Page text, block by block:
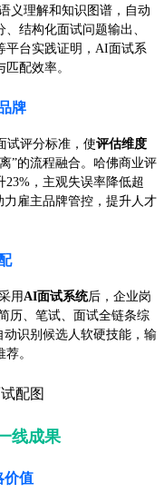
义理解和知识图谱，自动
结构化面试问题输出、
平台实践证明，AI面试系
配效率。
牌
试评分标准，使评估维度
”的流程融合。哈佛商业评
23%，主观失误率降低超
雇主品牌管控，提升人才
用AI面试系统后，企业岗
历、笔试、面试全链条综
动识别候选人软硬技能，输
。
线成果
价值